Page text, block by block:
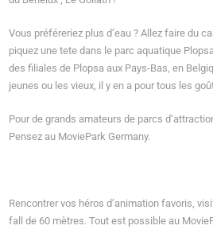
Vous préféreriez plus d’eau ? Allez faire du
piquez une tete dans le parc aquatique
des filiales de Plopsa aux Pays-Bas, en
jeunes ou les vieux, il y en a pour tous les
Pour de grands amateurs de parcs
Pensez au MoviePark Germany.
Rencontrer vos héros d’animation favoris,
fall de 60 mètres. Tout est possible au